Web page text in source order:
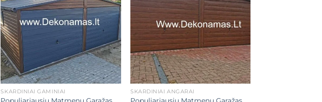
SKARDINIAI GAMINIAI SKARDINIAI ANGARAI